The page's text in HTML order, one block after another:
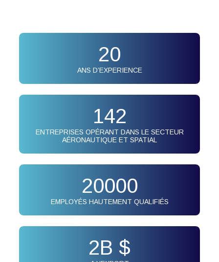
20
ANS D’EXPERIENCE
142
ENTREPRISES OPÉRANT DANS LE SECTEUR
AÉRONAUTIQUE ET SPATIAL
20000
EMPLOYÉS HAUTEMENT QUALIFIÉS
2B $